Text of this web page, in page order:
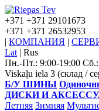
+371 +371 29101673
+371 +371 26532953
| КОМПАНИЯ |
Lat | Rus
Пн.-Пт.: 9:00-19:00
Viskaļu iela 3 (склад /
Б/У ШИНЫ
ДИСКИ И
Летняя Зимняя